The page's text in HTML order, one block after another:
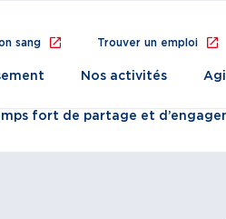
sang Trouver un emploi
Nos activités
fort de partage et